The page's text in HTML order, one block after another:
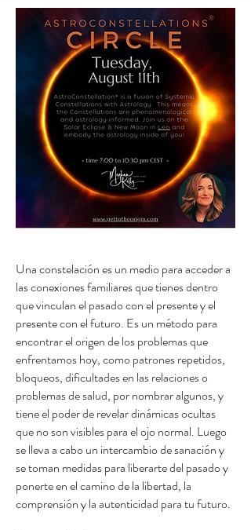
Una constelación es un medio para acceder a
las conexiones familiares que tienes dentro
que vinculan el pasado con el presente y el
presente con el futuro. Es un método para
encontrar el origen de los problemas que
enfrentamos hoy, como patrones repetidos,
bloqueos, dificultades en las relaciones o
problemas de salud, por nombrar algunos, y
tiene el poder de revelar dinámicas ocultas
que no son visibles para el ojo normal. Luego
se lleva a cabo un intercambio de sanación y
se toman medidas para liberarte del pasado y
ponerte en el camino de la libertad, la
comprensión y la autenticidad para tu futuro.